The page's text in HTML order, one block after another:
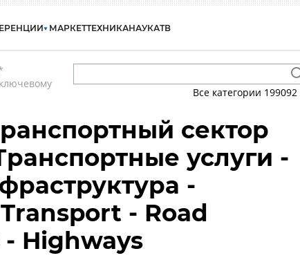
МАРКЕТТЕХНИКАНАУКАТВ
Все категории 199092
сектор
услуги -
-
- Road
Highways